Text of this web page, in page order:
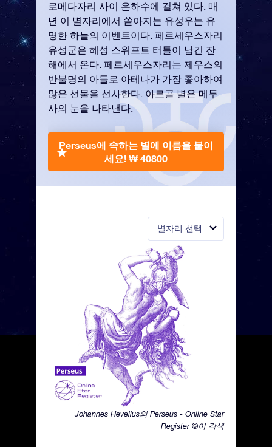
별자리 선택
Johannes Hevelius의 Perseus - Online Star
Register ©이 각색
로메다자리 사이 은하수에 걸쳐 있다. 매
년 이 별자리에서 쏟아지는 유성우는 유
명한 하늘의 이벤트이다. 페르세우스자리
유성군은 혜성 스위프트 터틀이 남긴 잔
해에서 온다. 페르세우스자리는 제우스의
반불명의 아들로 아테나가 가장 좋아하여
많은 선물을 선사한다. 아르골 별은 메두
사의 눈을 나타낸다.
Perseus에 속하는 별에 이름을 붙이
세요! ₩ 40800